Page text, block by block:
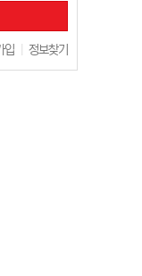
입 정보찾기